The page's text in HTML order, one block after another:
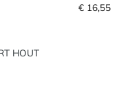
HOUT
€ 16,55